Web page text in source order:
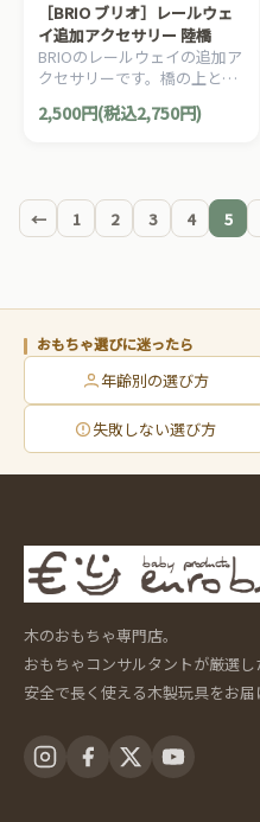
［BRIO ブリオ］レールウェ
イ追加アクセサリー 陸橋
BRIOのレールウェイの追加ア
クセサリーです。橋の上と下
を通れるBRIO定番の陸橋で
す。3ピース。
2,500円(税込2,750円)
← 1 2 3 4 5
おもちゃ選びに迷ったら
年齢別の選び方
失敗しない選び方
木のおもちゃ専門店。
おもちゃコンサルタントが厳選し
安全で長く使える木製玩具をお届